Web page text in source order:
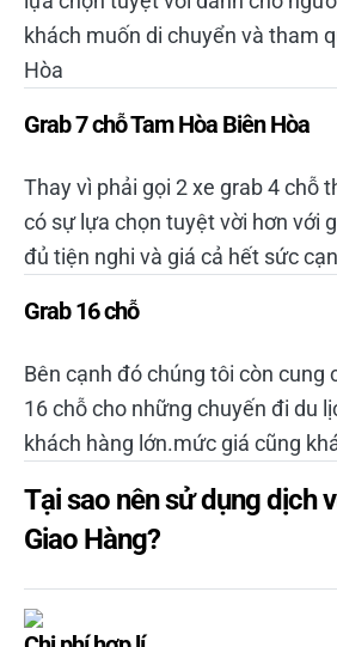
khách muốn di chuyển và tham
Hòa
Grab 7 chỗ Tam Hòa Biên Hòa
Thay vì phải gọi 2 xe grab 4 chỗ
có sự lựa chọn tuyệt vời hơn với
đủ tiện nghi và giá cả hết sức
Grab 16 chỗ
Bên cạnh đó chúng tôi còn cung
16 chỗ cho những chuyến đi du
khách hàng lớn.mức giá cũng
Tại sao nên sử dụng dịch
Giao Hàng?